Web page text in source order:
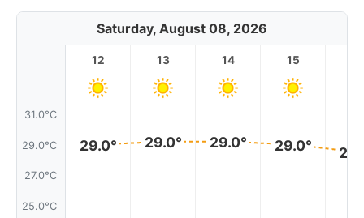
Saturday, August 08, 2026
31.0°C
29.0°C
27.0°C
25.0°C
12
29.0°
13
29.0°
14
29.0°
15
29.0°